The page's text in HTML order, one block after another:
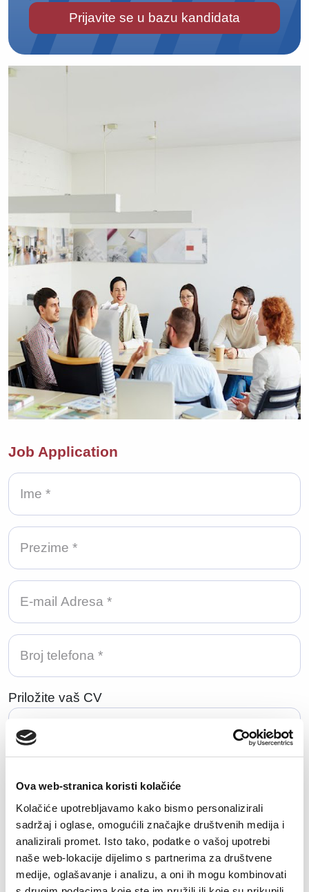
Ova web-stranica koristi kolačiće
Kolačiće upotrebljavamo kako bismo personalizirali
sadržaj i oglase, omogućili značajke društvenih medija i
analizirali promet. Isto tako, podatke o vašoj upotrebi
naše web-lokacije dijelimo s partnerima za društvene
medije, oglašavanje i analizu, a oni ih mogu kombinovati
Prijavite se u bazu kandidata
Job Application
Priložite vaš CV
Učitaj datoteku
Dozvoljene ekstenzije: doc, docx, pdf, txt.
Maksimalna veličina datoteke: 50MB.
Koliko godina relevantnog iskustva imate za
poziciju na koju se prijavljujete?